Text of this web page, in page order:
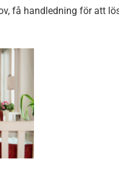
få handledning för att